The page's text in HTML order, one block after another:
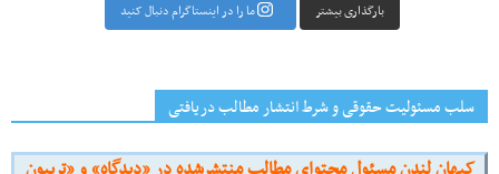
بارگذاری بیشتر ما را در اینستاگرام دنبال کنید
سلب مسئولیت حقوقی و شرط انتشار مطالب دریافتی